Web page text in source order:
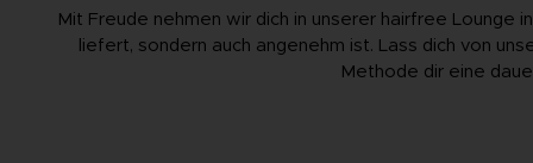
Mit Freude nehmen wir dich in unserer hairfree Lounge
liefert, sondern auch angenehm ist. Lass dich von
Methode dir eine